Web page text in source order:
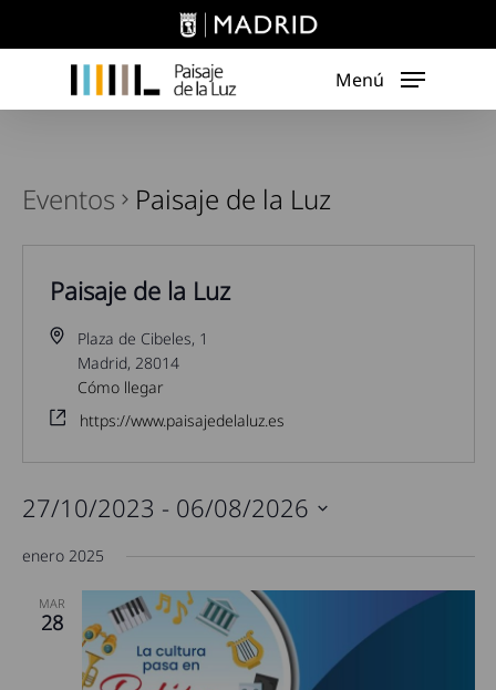
Menú
Eventos Paisaje de la Luz
Paisaje de la Luz
Plaza de Cibeles, 1
Madrid, 28014
Cómo llegar
https://www.paisajedelaluz.es
27/10/2023 - 06/08/2026
fecha.
enero 2025
MAR
28